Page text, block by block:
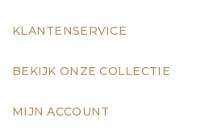
KLANTENSERVICE
BEKIJK ONZE COLLECTIE
MIJN ACCOUNT